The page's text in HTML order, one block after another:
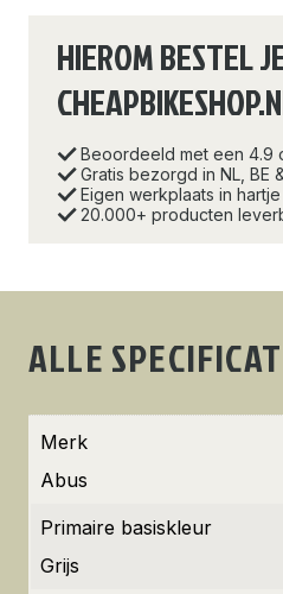
HIEROM BESTEL
Beoordeeld met een 4.9
Gratis bezorgd in NL, BE
Eigen werkplaats in hartje
20.000+ producten
ALLE
Merk
Abus
Primaire basiskleur
Grijs